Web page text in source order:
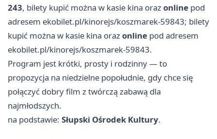
243, bilety kupić można w kasie kina orazonline pod
adresem ekobilet.pl/kinorejs/koszmarek-59843; bilety
kupić można w kasie kina orazonline pod adresem
ekobilet.pl/kinorejs/koszmarek-59843.
Program jest krótki, prosty i rodzinny — to
propozycja na niedzielne popołudnie, gdy chce się
połączyć dobry film z twórczą zabawą dla
najmłodszych.
na podstawie: Słupski Ośrodek Kultury.